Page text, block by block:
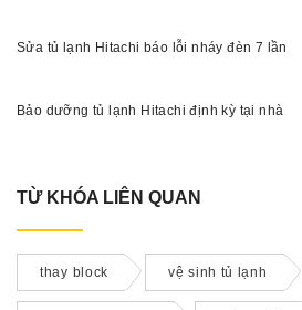
Sửa tủ lạnh Hitachi báo lỗi nháy đèn 7 lần
Bảo dưỡng tủ lạnh Hitachi định kỳ tại nhà
TỪ KHÓA LIÊN QUAN
thay block vệ sinh tủ lạnh